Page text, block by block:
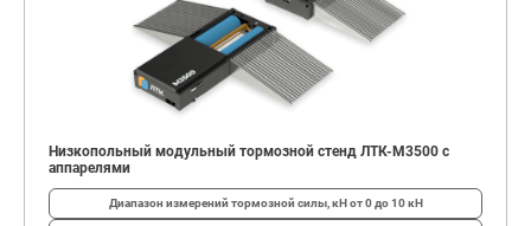
Низкопольный модульный тормозной стенд ЛТК-М3500 с
аппарелями
Диапазон измерений тормозной силы, кНот 0 до 10 кН